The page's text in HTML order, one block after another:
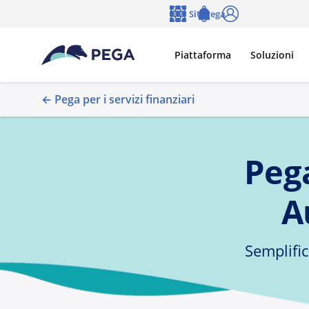
Vai direttamente al contenuto principale
Piattaforma Soluzioni
Siti Pega
← Pega per i servizi finanziari